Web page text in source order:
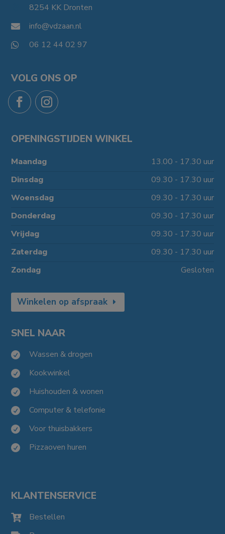
8254 KK Dronten
 info@vdzaan.nl
 06 12 44 02 97
VOLG ONS OP
OPENINGSTIJDEN WINKEL
Maandag
13.00 - 17.30 uur
Dinsdag
09.30 - 17.30 uur
Woensdag
09.30 - 17.30 uur
Donderdag
09.30 - 17.30 uur
Vrijdag
09.30 - 17.30 uur
Zaterdag
09.30 - 17.30 uur
Zondag
Gesloten
Winkelen op afspraak
SNEL NAAR
 Wassen & drogen
 Kookwinkel
 Huishouden & wonen
 Computer & telefonie
 Voor thuisbakkers
 Pizzaoven huren
KLANTENSERVICE
 Bestellen